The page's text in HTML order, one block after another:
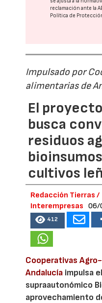
reclamación ante la
Política de
Impulsado por
alimentarias de
El
busca
residuos
cultivos
Redacción Tierras /
Interempresas
06/
412
Cooperativas
Andalucía impulsa
supraautonómico
aprovechamiento